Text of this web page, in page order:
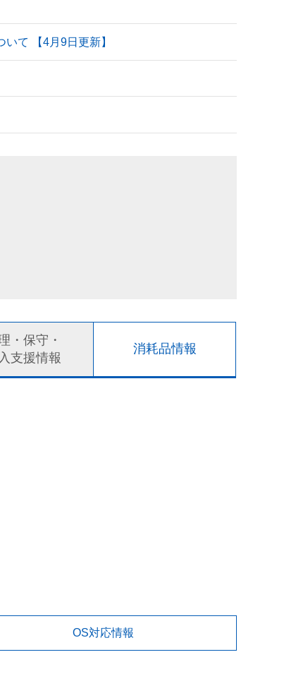
て 【4月9日更新】
・保守・
支援情報
消耗品情報
OS対応情報